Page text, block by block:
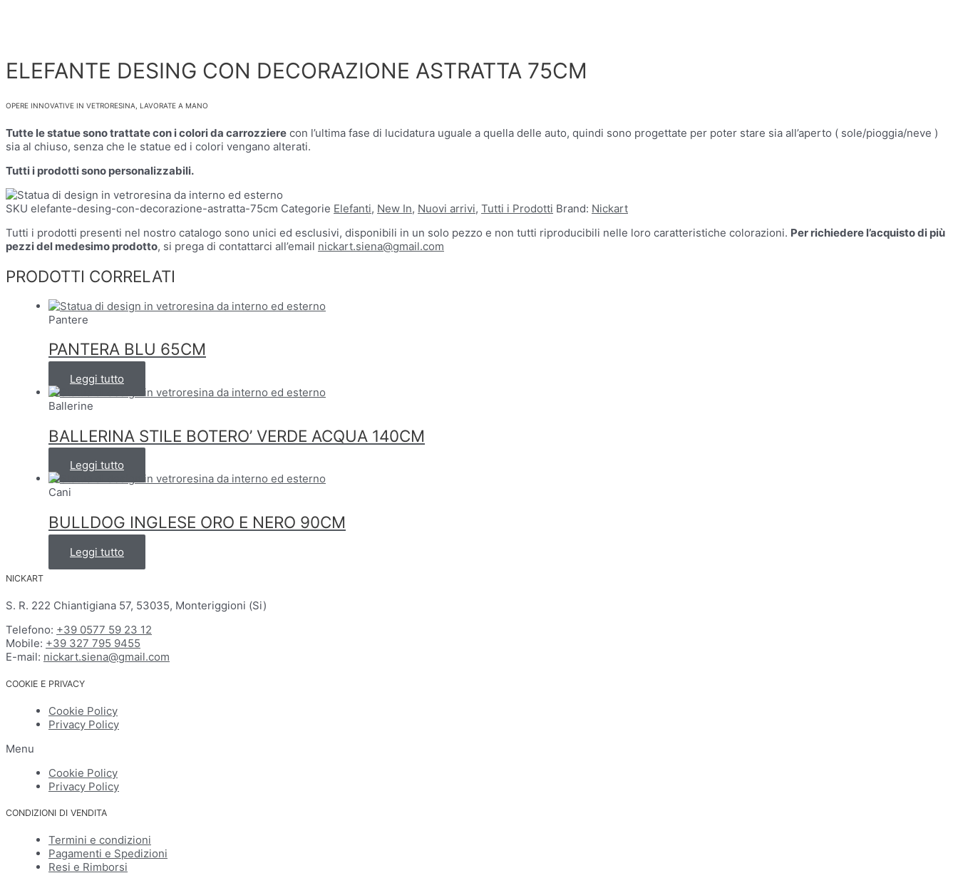
ELEFANTE DESING CON DECORAZIONE ASTRATTA 75CM
OPERE INNOVATIVE IN VETRORESINA, LAVORATE A MANO
Tutte le statue sono trattate con i colori da carrozziere con l’ultima fase di lucidatura uguale a quella delle auto, quindi sono progettate per poter stare sia all’aperto ( sole/pioggia/neve )
sia al chiuso, senza che le statue ed i colori vengano alterati.
Tutti i prodotti sono personalizzabili.
SKU elefante-desing-con-decorazione-astratta-75cm Categorie Elefanti, New In, Nuovi arrivi, Tutti i Prodotti Brand: Nickart
Tutti i prodotti presenti nel nostro catalogo sono unici ed esclusivi, disponibili in un solo pezzo e non tutti riproducibili nelle loro caratteristiche colorazioni. Per richiedere l’acquisto di più
pezzi del medesimo prodotto, si prega di contattarci all’email nickart.siena@gmail.com
PRODOTTI CORRELATI
Pantere
PANTERA BLU 65CM
Leggi tutto
Ballerine
BALLERINA STILE BOTERO’ VERDE ACQUA 140CM
Leggi tutto
Cani
BULLDOG INGLESE ORO E NERO 90CM
Leggi tutto
NICKART
S. R. 222 Chiantigiana 57, 53035, Monteriggioni (Si)
Telefono: +39 0577 59 23 12
Mobile: +39 327 795 9455
E-mail: nickart.siena@gmail.com
COOKIE E PRIVACY
Cookie Policy
Privacy Policy
Menu
Cookie Policy
Privacy Policy
CONDIZIONI DI VENDITA
Termini e condizioni
Pagamenti e Spedizioni
Resi e Rimborsi